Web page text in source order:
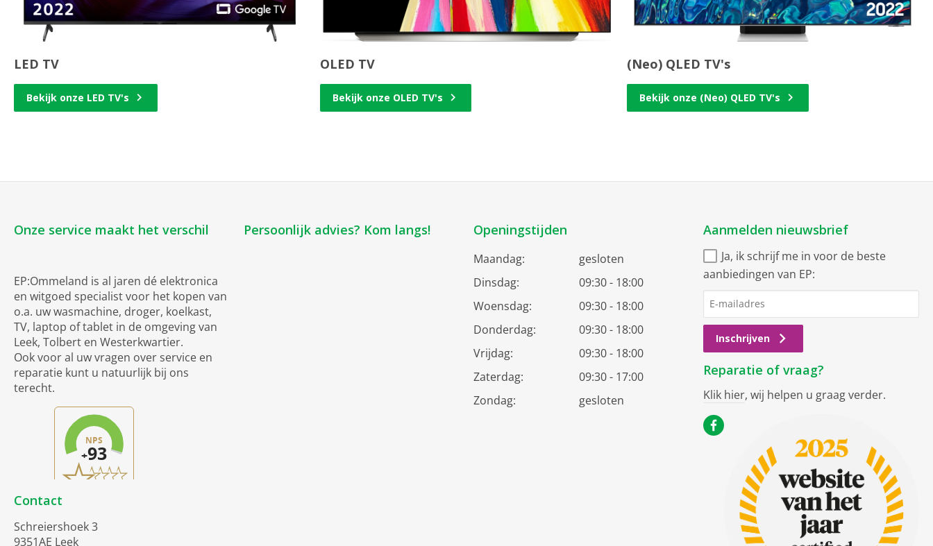
LED TV
Bekijk onze LED TV's
OLED TV
Bekijk onze OLED TV's
(Neo) QLED TV's
Bekijk onze (Neo) QLED TV's
Onze service maakt het verschil
EP:Ommeland is al jaren dé elektronica
en witgoed specialist voor het kopen van
o.a. uw wasmachine, droger, koelkast,
TV, laptop of tablet in de omgeving van
Leek, Tolbert en Westerkwartier.
Ook voor al uw vragen over service en
reparatie kunt u natuurlijk bij ons
terecht.
Contact
Schreiershoek 3
9351AE Leek
Persoonlijk advies? Kom langs! Openingstijden
Maandag:
gesloten
Dinsdag:
09:30 - 18:00
Woensdag:
09:30 - 18:00
Donderdag:
09:30 - 18:00
Vrijdag:
09:30 - 18:00
Zaterdag:
09:30 - 17:00
Zondag:
gesloten
Aanmelden nieuwsbrief
Ja, ik schrijf me in voor de beste
aanbiedingen van EP:
Inschrijven
Reparatie of vraag?
Klik hier, wij helpen u graag verder.